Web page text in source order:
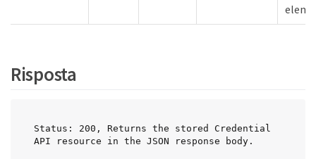
Risposta
Status: 200, Returns the stored Credential
API resource in the JSON response body.